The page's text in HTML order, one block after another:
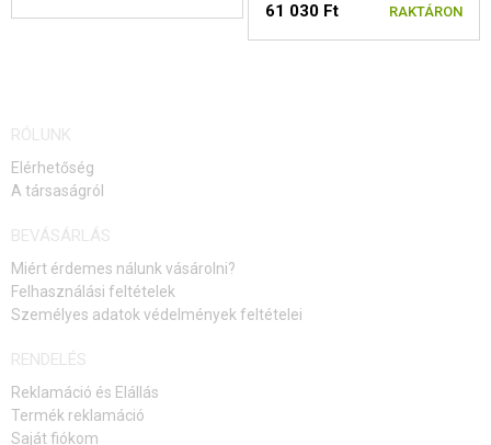
61 030 Ft RAKTÁRON
RÓLUNK
Elérhetőség
A társaságról
BEVÁSÁRLÁS
Miért érdemes nálunk vásárolni?
Felhasználási feltételek
Személyes adatok védelmények feltételei
RENDELÉS
Reklamáció és Elállás
Termék reklamáció
Saját fiókom